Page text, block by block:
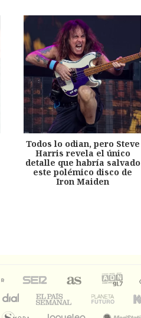
Todos lo odian, pero Steve
Harris revela el único
detalle que habría salvado
este polémico disco de
Iron Maiden